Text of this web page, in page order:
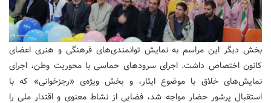
بخش دیگر این مراسم به نمایش توانمندی‌های فرهنگی و هنری اعضای
کانون اختصاص داشت. اجرای سرودهای حماسی با محوریت وطن، اجرای
نمایش‌های خلاق با موضوع ایثار، و بخش ویژه‌ی «رجزخوانی» که با
استقبال پرشور حضار مواجه شد، فضایی از نشاط معنوی و اقتدار ملی را